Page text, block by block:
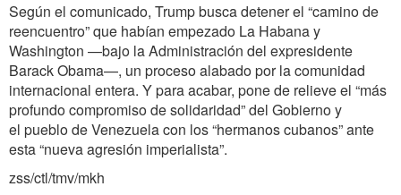
Según el comunicado, Trump busca detener el “camino de
reencuentro” que habían empezado La Habana y
Washington —bajo la Administración del expresidente
Barack Obama—, un proceso alabado por la comunidad
internacional entera. Y para acabar, pone de relieve el “más
profundo compromiso de solidaridad” del Gobierno y
el pueblo de Venezuela con los “hermanos cubanos” ante
esta “nueva agresión imperialista”.
zss/ctl/tmv/mkh